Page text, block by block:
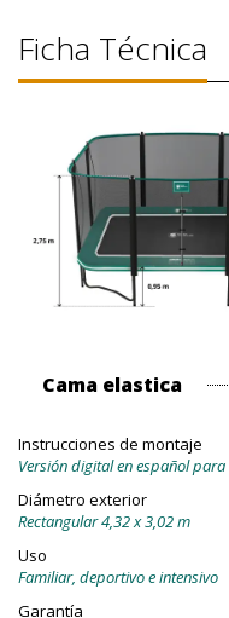
Ficha Técnica
Cama elastica
Instrucciones de montaje
Versión digital en español
Diámetro exterior
Rectangular 4,32 x 3,02 m
Uso
Familiar, deportivo e intensivo
Garantía